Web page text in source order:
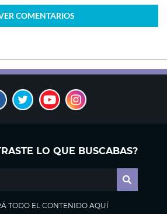
COMENTARIOS
LO QUE BUSCABAS?
TODO EL CONTENIDO AQUÍ